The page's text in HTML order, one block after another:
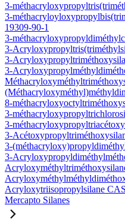
3-
3-
19309-90-1
3-
3-
3-
3-
8-
3-
3-
3-
3-
3-
Acryloxytriisopropylsilane
Mercapto Silanes